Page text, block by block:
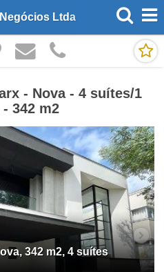
Ltda
- Nova - 4 suítes/1
342 m2
342 m2, 4 suítes